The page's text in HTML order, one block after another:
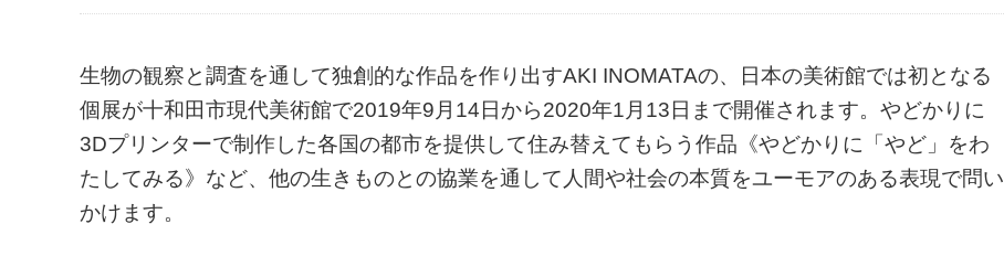
生物の観察と調査を通して独創的な作品を作り出すAKI INOMATAの、日本の美術館では初となる
個展が十和田市現代美術館で2019年9月14日から2020年1月13日まで開催されます。やどかりに
3Dプリンターで制作した各国の都市を提供して住み替えてもらう作品《やどかりに「やど」をわ
たしてみる》など、他の生きものとの協業を通して人間や社会の本質をユーモアのある表現で問い
かけます。